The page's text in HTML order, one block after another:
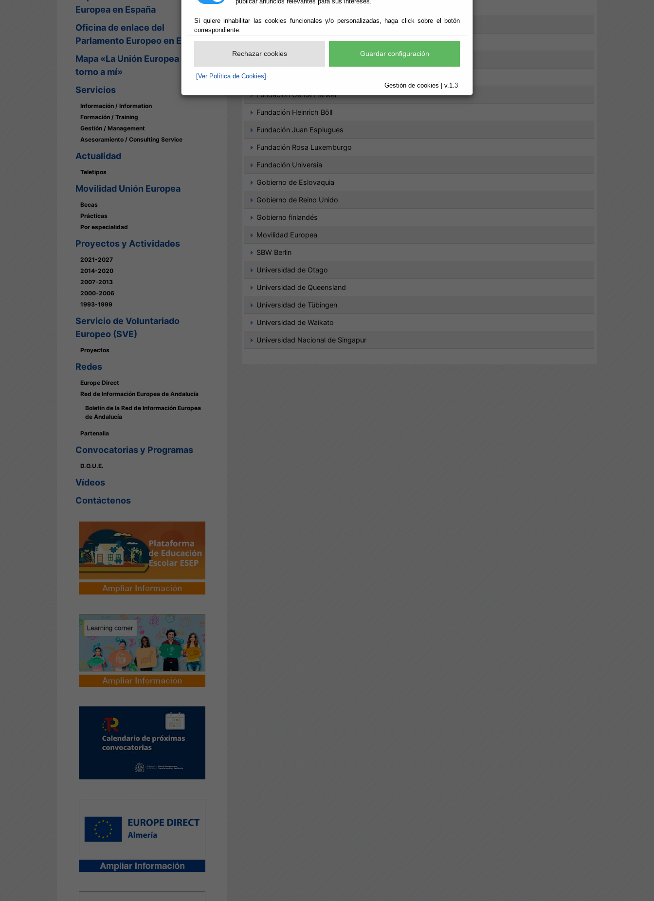
Si quiere inhabilitar las cookies funcionales y/o personalizadas, haga click sobre el botón
correspondiente.
Rechazar cookies Guardar configuración
[Ver Política de Cookies]
Gestión de cookies | v.1.3
Europea en España
Oficina de enlace del
Parlamento Europeo en España
Mapa «La Unión Europea en
torno a mí»
Servicios
Información / Information
Formación / Training
Gestión / Management
Asesoramiento / Consulting Service
Actualidad
Teletipos
Movilidad Unión Europea
Becas
Prácticas
Por especialidad
Proyectos y Actividades
2021-2027
2014-2020
2007-2013
2000-2006
1993-1999
Servicio de Voluntariado
Europeo (SVE)
Proyectos
Redes
Europe Direct
Red de Información Europea de Andalucía
Boletín de la Red de Información Europea
de Andalucía
Partenalia
Convocatorias y Programas
D.O.U.E.
Vídeos
Contáctenos
EF Education First
EUI
Fundación Comité Español de los Colegios del Mundo Unido
Fundación Gerda Henkel
Fundación Heinrich Böll
Fundación Juan Esplugues
Fundación Rosa Luxemburgo
Fundación Universia
Gobierno de Eslovaquia
Gobierno de Reino Unido
Gobierno finlandés
Movilidad Europea
SBW Berlin
Universidad de Otago
Universidad de Queensland
Universidad de Tübingen
Universidad de Waikato
Universidad Nacional de Singapur